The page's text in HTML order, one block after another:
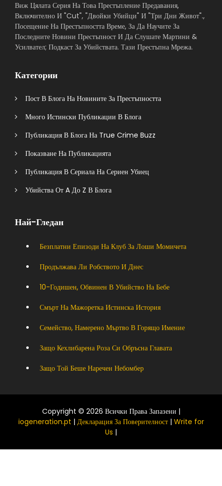
Виж Цялата Серия На Това Престъпление Предавания,
Включително И "Cut", "Двойки Убийци" И "Три Дни Живот".,
Посещение На Престъпността Време, За Да Научите За
Последните Новини Престъпност И Да Слушате Мартини &
Усилвател; Подкаст За Убийствата. Тази Престъпна Мрежа.
Категории
Пост В Блога На Новините За Престъпността
Много Истински Публикации В Блога
Публикация В Блога На True Crime Buzz
Показване На Публикацията
Публикация В Сериала На Сериен Убиец
Убийства От A До Z В Блога
Най-Гледан
Безплатни Епизоди На Клуб За Лоши Момичета
Продължава Ли Робството И Днес
10-Годишен, Обвинен В Убийство На Бебе
Смърт На Мажоретка Истинска История
Семейство, Намерено Мъртво В Горящо Имение
Защо Кехлибарена Роза Си Обръсна Главата
Защо Той Беше Наречен Небомбер
Copyright © 2026 Всички Права Запазени |
iogeneration.pt | Декларация За Поверителност| Write for
Us |